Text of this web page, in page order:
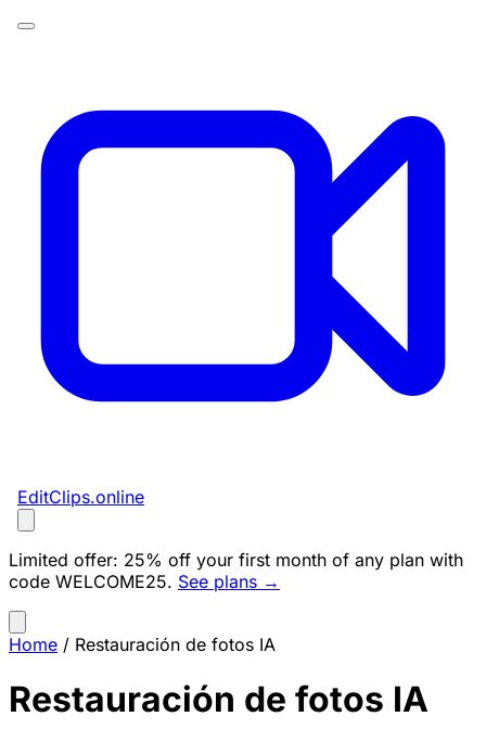
EditClips.online
Limited offer: 25% off your first month of any plan with
code WELCOME25. See plans →
Home / Restauración de fotos IA
Restauración de fotos IA